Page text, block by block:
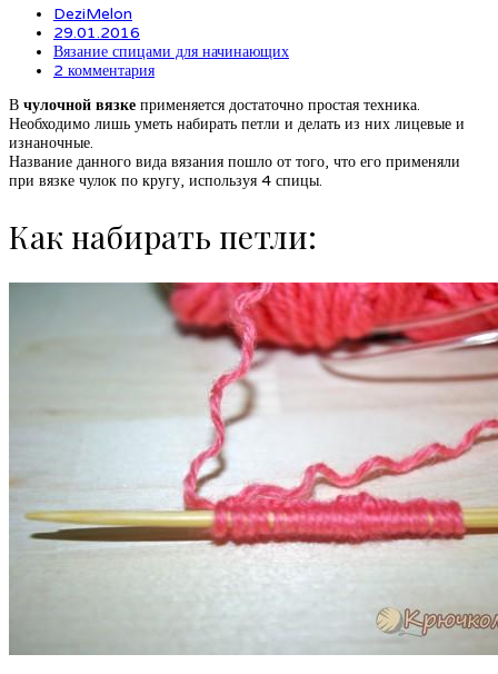
DeziMelon
29.01.2016
Вязание спицами для начинающих
2 комментария
В чулочной вязке применяется достаточно простая техника.
Необходимо лишь уметь набирать петли и делать из них лицевые и
изнаночные.
Название данного вида вязания пошло от того, что его применяли
при вязке чулок по кругу, используя 4 спицы.
Как набирать петли: